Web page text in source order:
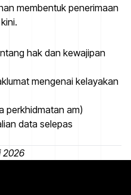
membentuk penerimaan
hak dan kewajipan
mengenai kelayakan
perkhidmatan am)
data selepas
2026